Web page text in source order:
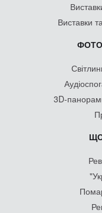
Виставки
3D-